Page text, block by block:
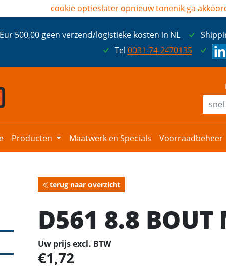
500,00 geen verzend/logistieke kosten in NL
Tel 0031-74-2470135
Producten Maatwerk en Specials Voorraadbeheer
terug naar overzicht
D561 8.8 BOUT
Uw prijs excl. BTW
1,72
cookie optieslater opnieuw tonenik ga